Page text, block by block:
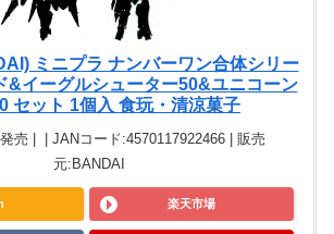
ミニプラ ナンバーワン合体シリー
&イーグルシューター50&ユニコーン
セット 1個入 食玩・清涼菓子
売 | | JANコード:4570117922466 | 販売
元:BANDAI
楽天市場